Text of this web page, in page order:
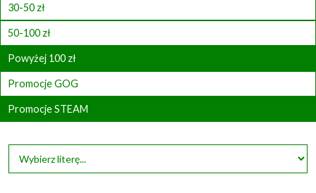
30-50 zł
50-100 zł
Powyżej 100 zł
Promocje GOG
Promocje STEAM